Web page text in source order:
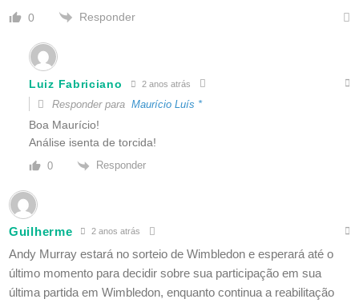
0 Responder
Luiz Fabriciano 2 anos atrás
Responder para Maurício Luís *
Boa Maurício!
Análise isenta de torcida!
0 Responder
Guilherme 2 anos atrás
Andy Murray estará no sorteio de Wimbledon e esperará até o
último momento para decidir sobre sua participação em sua
última partida em Wimbledon, enquanto continua a reabilitação